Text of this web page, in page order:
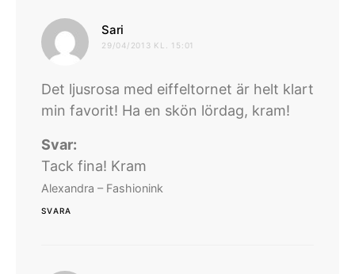
Sari
29/04/2013 KL. 15:01
Det ljusrosa med eiffeltornet är helt klart
min favorit! Ha en skön lördag, kram!
Svar:
Tack fina! Kram
Alexandra – Fashionink
SVARA